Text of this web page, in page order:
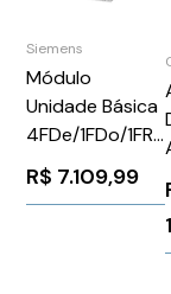
Siemens
Módulo
Unidade Básica
4FDe/1FDo/1FRo
24 V 70 A
Siemens
R$ 7.109,99